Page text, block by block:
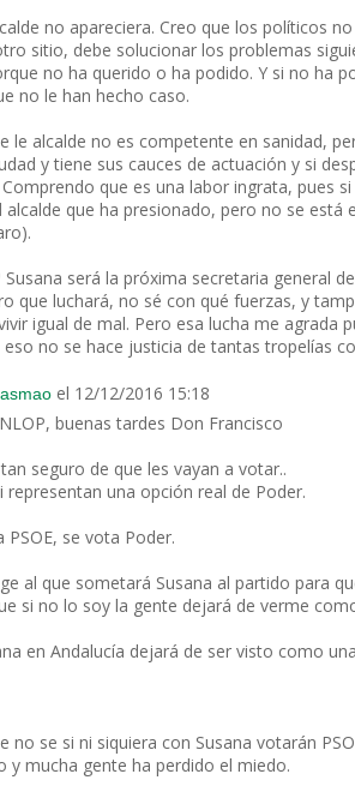
no apareciera. Creo que los políticos
sitio, debe solucionar los problemas
no ha querido o ha podido. Y si no ha
no le han hecho caso.
le alcalde no es competente en sanidad,
y tiene sus cauces de actuación y si
que es una labor ingrata, pues
alcalde que ha presionado, pero no se está
Susana será la próxima secretaria general
que luchará, no sé con qué fuerzas, y
igual de mal. Pero esa lucha me
eso no se hace justicia de tantas tropelías
el 12/12/2016 15:18
buenas tardes Don Francisco
seguro de que les vayan a votar..
representan una opción real de Poder.
se vota Poder.
al que sometará Susana al partido para
si no lo soy la gente dejará de verme
en Andalucía dejará de ser visto como
no se si ni siquiera con Susana votarán
y mucha gente ha perdido el miedo.